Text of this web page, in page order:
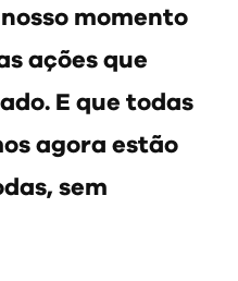
momento
ações que
E que todas
agora estão
sem